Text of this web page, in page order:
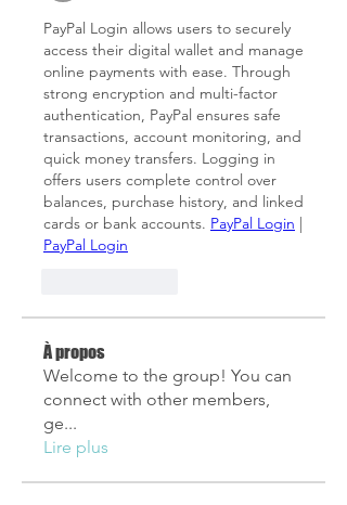
PayPal Login allows users to securely
access their digital wallet and manage
online payments with ease. Through
strong encryption and multi-factor
authentication, PayPal ensures safe
transactions, account monitoring, and
quick money transfers. Logging in
offers users complete control over
balances, purchase history, and linked
cards or bank accounts. PayPal Login
PayPal Login
À propos
Welcome to the group! You can
connect with other members,
ge...
Lire plus